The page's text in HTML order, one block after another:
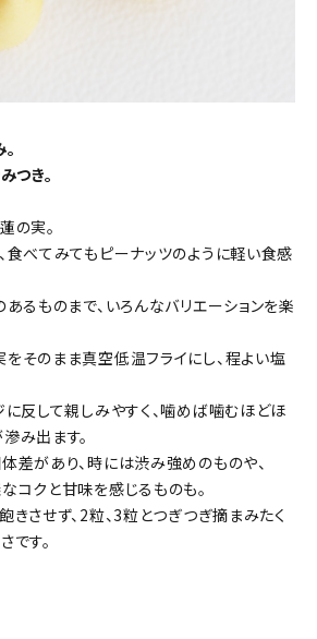
つき。
の実。
食べてみてもピーナッツのように軽い食感
あるものまで、いろんなバリエーションを楽
そのまま真空低温フライにし、程よい塩
に反して親しみやすく、噛めば噛むほどほ
み出ます。
差があり、時には渋み強めのものや、
コクと甘味を感じるものも。
きさせず、2粒、3粒とつぎつぎ摘まみたく
です。